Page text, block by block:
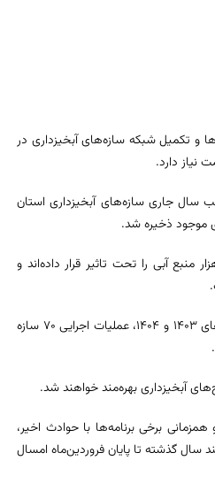
و تکمیل شبکه سازه‌های آبخیزداری در
سال جاری سازه‌های آبخیزداری استان
این سازه‌ها یک‌هزار و ۳۰۰ روستا با جمعیتی حدود ۳۳ هزار خانوار و بیش از ۲ هزار منبع آبی را تحت تاثیر قرار داده‌اند و
سرپرست اداره‌کل منابع طبیعی و آبخیزداری خراسان جنوبی تصریح کرد: از محل اعتبارات سال‌های ۱۴۰۳ و ۱۴۰۴، عملیات اجرایی ۷۰ سازه
برخی برنامه‌ها با حوادث اخیر،
طبیعی متوقف نشد و در قالب پویش «سرو ایران» و سایر برنامه‌ها، از ۱۵ اسفند سال گذشته تا پایان فروردین‌ماه امسال